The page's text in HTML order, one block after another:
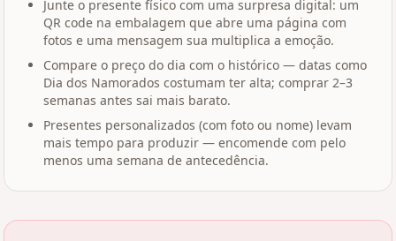
Junte o presente físico com uma surpresa digital: um
QR code na embalagem que abre uma página com
fotos e uma mensagem sua multiplica a emoção.
Compare o preço do dia com o histórico — datas como
Dia dos Namorados costumam ter alta; comprar 2–3
semanas antes sai mais barato.
Presentes personalizados (com foto ou nome) levam
mais tempo para produzir — encomende com pelo
menos uma semana de antecedência.